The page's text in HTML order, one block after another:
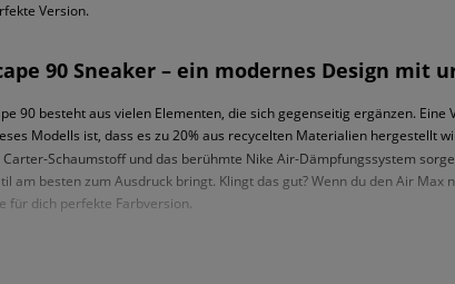
Version.
90 Sneaker – ein modernes Design mit
90 besteht aus vielen Elementen, die sich gegenseitig ergänzen.
Modells ist, dass es zu 20% aus recycelten Materialien hergestellt
Schaumstoff und das berühmte Nike Air-Dämpfungssystem
am besten zum Ausdruck bringt. Klingt das gut? Wenn du den Air
für dich perfekte Farbversion.